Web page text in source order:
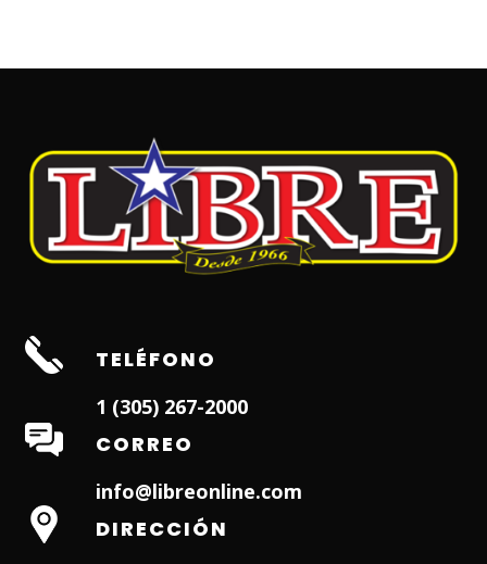
TELÉFONO
1 (305) 267-2000
CORREO
info@libreonline.com
DIRECCIÓN